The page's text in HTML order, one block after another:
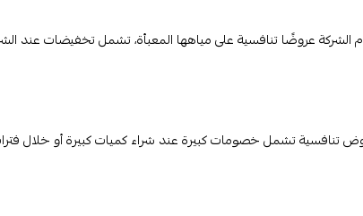
الشركة عروضًا تنافسية على مياهها المعبأة، تشمل تخفيضات عند
تنافسية تشمل خصومات كبيرة عند شراء كميات كبيرة أو خلال